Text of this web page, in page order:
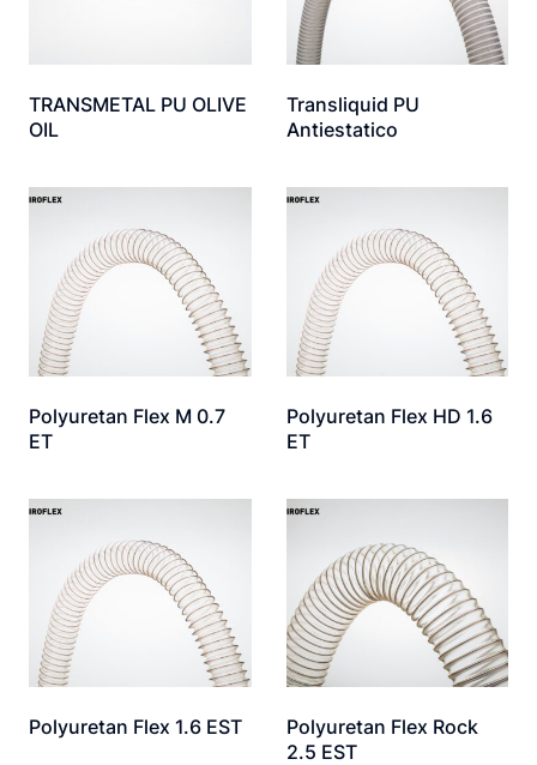
TRANSMETAL PU OLIVE
OIL
Transliquid PU
Antiestatico
Polyuretan Flex M 0.7
ET
Polyuretan Flex HD 1.6
ET
Polyuretan Flex 1.6 EST
Polyuretan Flex Rock
2.5 EST